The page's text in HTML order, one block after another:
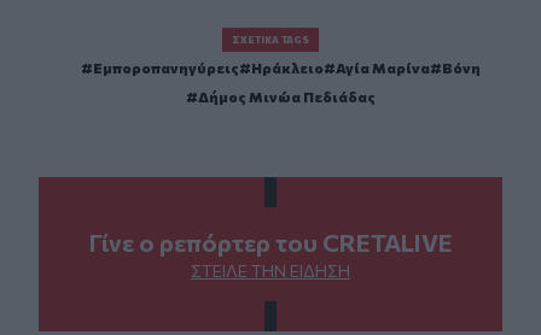
ΣΧΕΤΙΚΆ TAGS
Εμποροπανηγύρεις Ηράκλειο Αγία Μαρίνα
Βόνη
Δήμος Μινώα Πεδιάδας
Γίνε ο ρεπόρτερ του CRETALIVE
ΣΤΕΊΛΕ ΤΗΝ ΕΊΔΗΣΗ